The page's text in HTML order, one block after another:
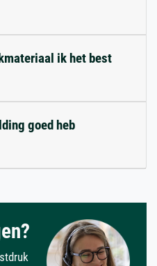
ik het best
goed heb